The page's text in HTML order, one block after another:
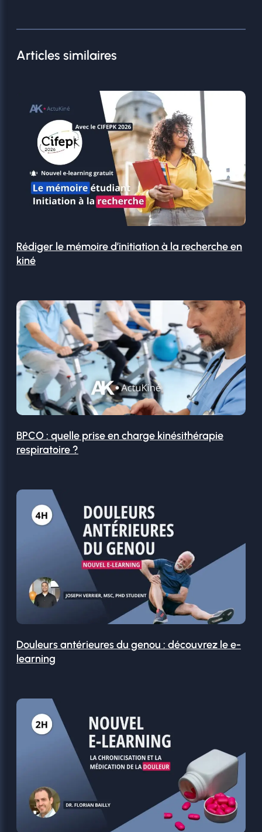
Articles similaires
Rédiger le mémoire d’initiation à la recherche en
kiné
BPCO : quelle prise en charge kinésithérapie
respiratoire ?
Douleurs antérieures du genou : découvrez le e-
learning